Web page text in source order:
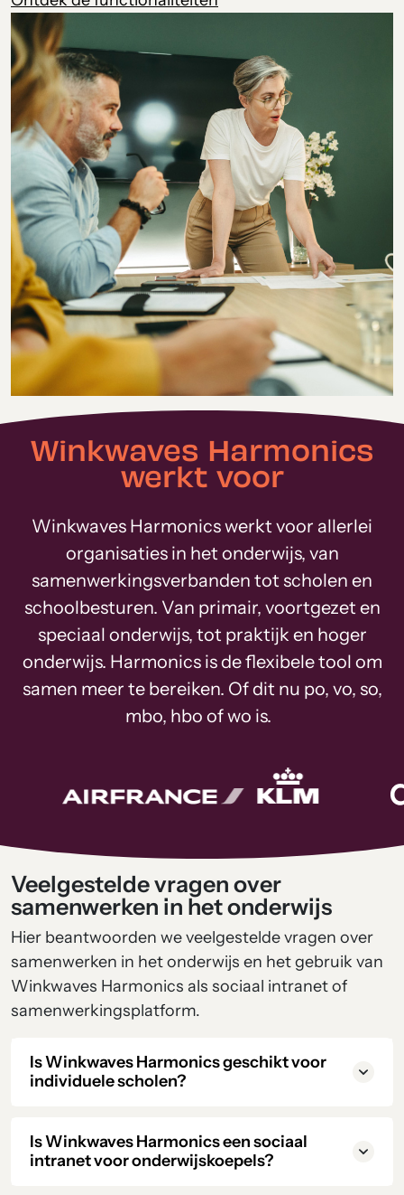
Winkwaves Harmonics
werkt voor
Winkwaves Harmonics werkt voor allerlei
organisaties in het onderwijs, van
samenwerkingsverbanden tot scholen en
schoolbesturen. Van primair, voortgezet en
speciaal onderwijs, tot praktijk en hoger
onderwijs. Harmonics is de flexibele tool om
samen meer te bereiken. Of dit nu po, vo, so,
mbo, hbo of wo is.
Veelgestelde vragen over
samenwerken in het onderwijs
Hier beantwoorden we veelgestelde vragen over
samenwerken in het onderwijs en het gebruik van
Winkwaves Harmonics als sociaal intranet of
samenwerkingsplatform.
Is Winkwaves Harmonics geschikt voor
individuele scholen?
Is Winkwaves Harmonics een sociaal
intranet voor onderwijskoepels?